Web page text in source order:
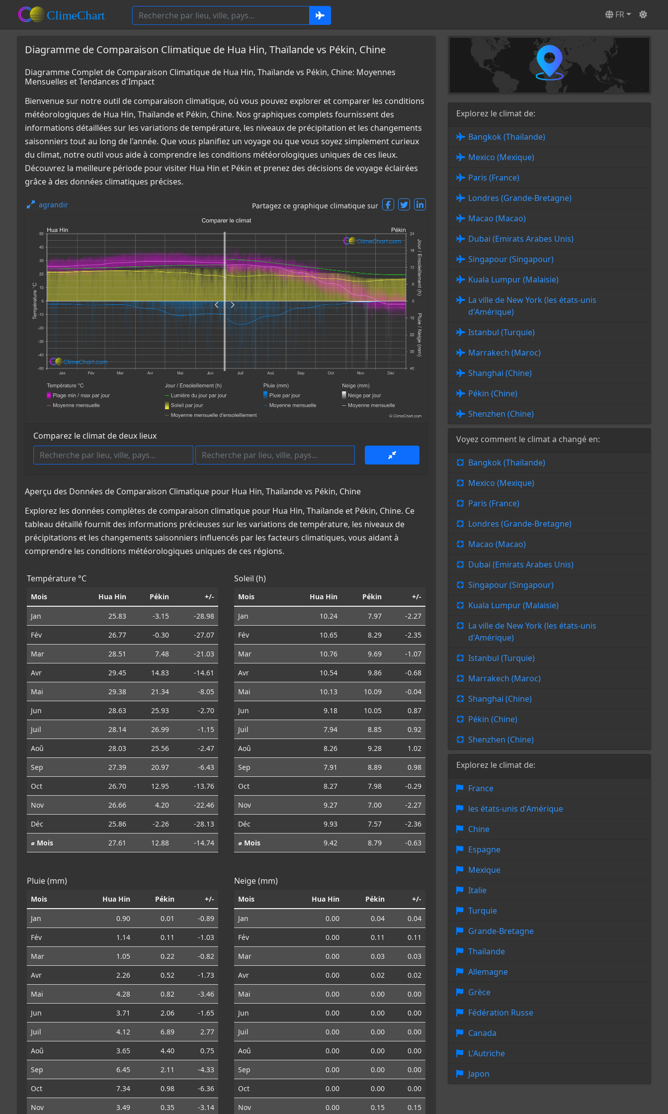
FR
Diagramme de Comparaison Climatique de Hua Hin, Thaïlande vs Pékin, Chine
Diagramme Complet de Comparaison Climatique de Hua Hin, Thaïlande vs Pékin, Chine: Moyennes
Mensuelles et Tendances d'Impact
Bienvenue sur notre outil de comparaison climatique, où vous pouvez explorer et comparer les conditions
météorologiques de Hua Hin, Thaïlande et Pékin, Chine. Nos graphiques complets fournissent des
informations détaillées sur les variations de température, les niveaux de précipitation et les changements
saisonniers tout au long de l'année. Que vous planifiez un voyage ou que vous soyez simplement curieux
du climat, notre outil vous aide à comprendre les conditions météorologiques uniques de ces lieux.
Découvrez la meilleure période pour visiter Hua Hin et Pékin et prenez des décisions de voyage éclairées
grâce à des données climatiques précises.
agrandir Partagez ce graphique climatique sur
Comparez le climat de deux lieux
Aperçu des Données de Comparaison Climatique pour Hua Hin, Thaïlande vs Pékin, Chine
Explorez les données complètes de comparaison climatique pour Hua Hin, Thaïlande et Pékin, Chine. Ce
tableau détaillé fournit des informations précieuses sur les variations de température, les niveaux de
précipitations et les changements saisonniers influencés par les facteurs climatiques, vous aidant à
comprendre les conditions météorologiques uniques de ces régions.
Température °C
Mois Hua Hin Pékin +/-
Jan 25.83 -3.15
-28.98
Fév
26.77 -0.30
-27.07
Mar
28.51 7.48
-21.03
Avr
29.45 14.83
-14.61
Mai
29.38 21.34
-8.05
Jun
28.63 25.93
-2.70
Juil
28.14 26.99
-1.15
Aoû
28.03 25.56
-2.47
Sep
27.39 20.97
-6.43
Oct
26.70 12.95
-13.76
Nov
26.66 4.20
-22.46
Déc
25.86 -2.26
-28.13
⌀ Mois
27.61 12.88 -14.74
Soleil (h)
Mois Hua Hin Pékin +/-
Jan 10.24 7.97
-2.27
Fév
10.65 8.29
-2.35
Mar
10.76 9.69
-1.07
Avr
10.54 9.86
-0.68
Mai
10.13 10.09
-0.04
Jun
9.18 10.05
0.87
Juil
7.94 8.85
0.92
Aoû
8.26 9.28
1.02
Sep
7.91 8.89
0.98
Oct
8.27 7.98
-0.29
Nov
9.27 7.00
-2.27
Déc
9.93 7.57
-2.36
⌀ Mois
9.42 8.79 -0.63
Pluie (mm)
Mois Hua Hin Pékin +/-
Jan 0.90 0.01
-0.89
Fév
1.14 0.11
-1.03
Mar
1.05 0.22
-0.82
Avr
2.26 0.52
-1.73
Mai
4.28 0.82
-3.46
Jun
3.71 2.06
-1.65
Juil
4.12 6.89
2.77
Aoû
3.65 4.40
0.75
Sep
6.45 2.11
-4.33
Oct
7.34 0.98
-6.36
Nov
3.49 0.35 -3.14
Neige (mm)
Mois Hua Hin Pékin +/-
Jan 0.00 0.04
0.04
Fév
0.00 0.11
0.11
Mar
0.00 0.03
0.03
Avr
0.00 0.02
0.02
Mai
0.00 0.00
0.00
Jun
0.00 0.00
0.00
Juil
0.00 0.00
0.00
Aoû
0.00 0.00
0.00
Sep
0.00 0.00
0.00
Oct
0.00 0.00
0.00
Nov
0.00 0.15 0.15
Explorez le climat de:
Bangkok (Thaïlande)
Mexico (Mexique)
Paris (France)
Londres (Grande-Bretagne)
Macao (Macao)
Dubai (Emirats Arabes Unis)
Singapour (Singapour)
Kuala Lumpur (Malaisie)
La ville de New York (les états-unis
d'Amérique)
Istanbul (Turquie)
Marrakech (Maroc)
Shanghai (Chine)
Pékin (Chine)
Shenzhen (Chine)
Voyez comment le climat a changé en:
Bangkok (Thaïlande)
Mexico (Mexique)
Paris (France)
Londres (Grande-Bretagne)
Macao (Macao)
Dubai (Emirats Arabes Unis)
Singapour (Singapour)
Kuala Lumpur (Malaisie)
La ville de New York (les états-unis
d'Amérique)
Istanbul (Turquie)
Marrakech (Maroc)
Shanghai (Chine)
Pékin (Chine)
Shenzhen (Chine)
Explorez le climat de:
France
les états-unis d'Amérique
Chine
Espagne
Mexique
Italie
Turquie
Grande-Bretagne
Thaïlande
Allemagne
Grèce
Fédération Russe
Canada
L'Autriche
Japon